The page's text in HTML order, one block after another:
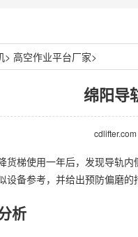
> 高空作业平台厂家>
绵阳导
cdlifter.com
货梯使用一年后，发现导轨内
设备参考，并给出预防偏磨的
析